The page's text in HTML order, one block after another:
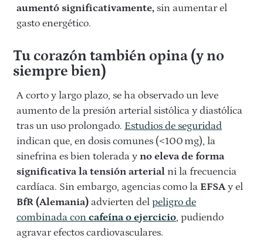
aumentó significativamente, sin aumentar el
gasto energético.
Tu corazón también opina (y no
siempre bien)
A corto y largo plazo, se ha observado un leve
aumento de la presión arterial sistólica y diastólica
tras un uso prolongado. Estudios de seguridad
indican que, en dosis comunes (<100 mg), la
sinefrina es bien tolerada y no eleva de forma
significativa la tensión arterial ni la frecuencia
cardíaca. Sin embargo, agencias como la EFSA y el
BfR (Alemania) advierten del peligro de
combinada con cafeína o ejercicio, pudiendo
agravar efectos cardiovasculares.